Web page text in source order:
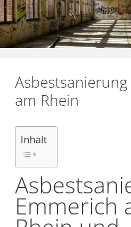
am Rhein
Inhalt
Emmerich